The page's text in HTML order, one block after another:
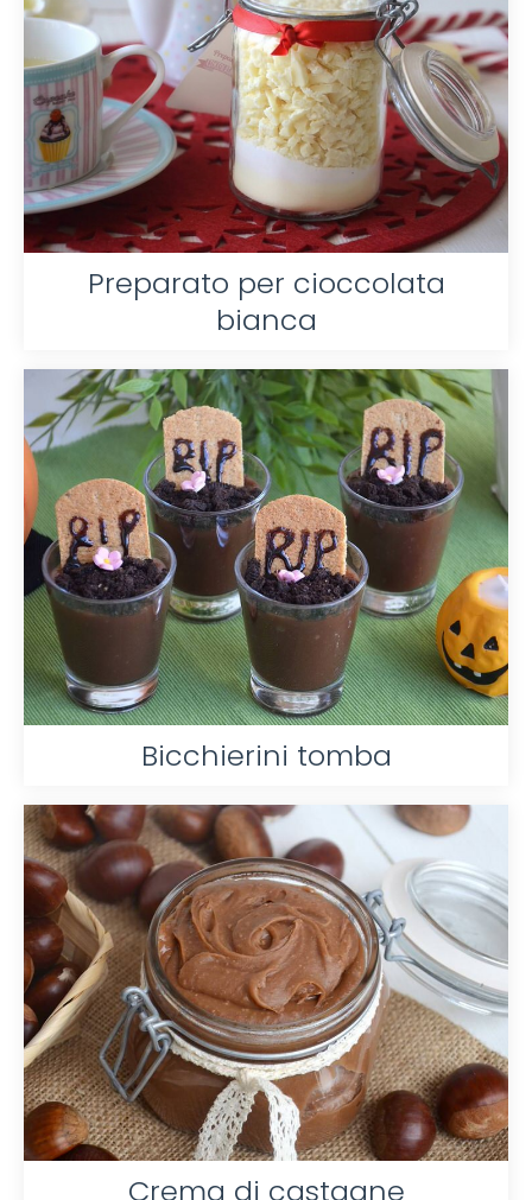
Preparato per cioccolata
bianca
Bicchierini tomba
Crema di castagne